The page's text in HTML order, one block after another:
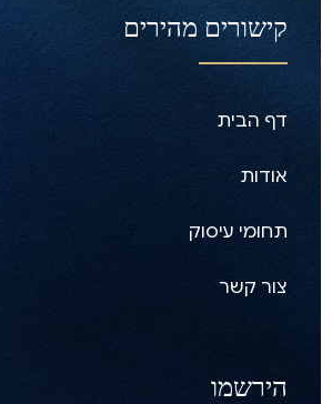
קישורים מהירים
דף הבית
אודות
תחומי עיסוק
צור קשר
הירשמו